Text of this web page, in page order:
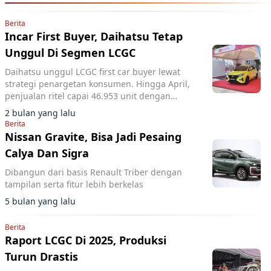
Berita
Incar First Buyer, Daihatsu Tetap
Unggul Di Segmen LCGC
Daihatsu unggul LCGC first car buyer lewat
strategi penargetan konsumen. Hingga April,
penjualan ritel capai 46.953 unit dengan
pangsa pasar 16,3 persen dan posisi merek
otomotif nomor dua.
2 bulan yang lalu
Berita
Nissan Gravite, Bisa Jadi Pesaing
Calya Dan Sigra
Dibangun dari basis Renault Triber dengan
tampilan serta fitur lebih berkelas
5 bulan yang lalu
Berita
Raport LCGC Di 2025, Produksi
Turun Drastis